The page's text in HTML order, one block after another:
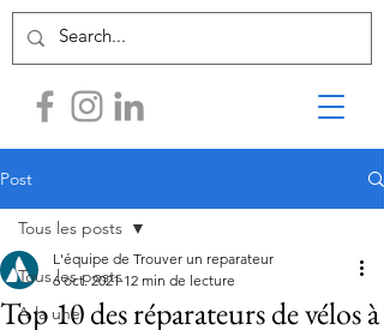
Post
Tous les posts
A la une
Tous les posts
Top 10 des réparateurs de vélos à
L'équipe de Trouver un reparateur
6 oct. 2021 12 min de lecture